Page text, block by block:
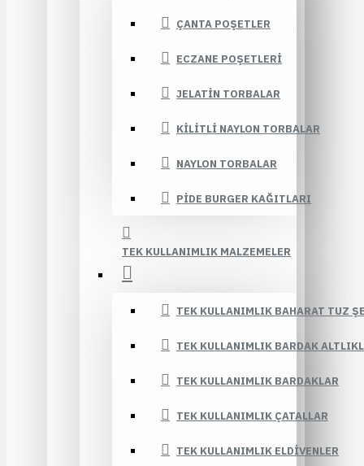
ÇANTA POŞETLER
ECZANE POŞETLERI
JELATIN TORBALAR
KILITLI NAYLON TORBALAR
NAYLON TORBALAR
PIDE BURGER KAĞITLARI
TEK KULLANIMLIK MALZEMELER
TEK KULLANIMLIK BAHARAT TUZ
TEK KULLANIMLIK BARDAK
TEK KULLANIMLIK BARDAKLAR
TEK KULLANIMLIK ÇATALLAR
TEK KULLANIMLIK ELDIVENLER